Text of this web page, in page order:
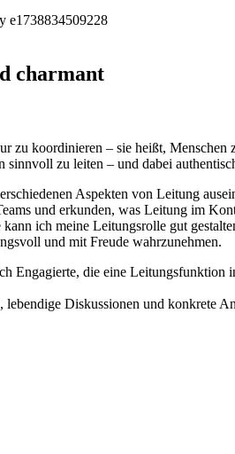
charmant
zu koordinieren – sie heißt,
sinnvoll zu leiten – und dabei
Aspekten von Leitung
und erkunden, was Leitung im
ich meine Leitungsrolle gut
und mit Freude wahrzunehmen.
Engagierte, die eine
lebendige Diskussionen und konkrete